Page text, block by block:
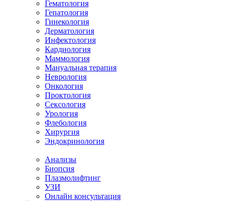
Гематология
Гепатология
Гинекология
Дерматология
Инфектология
Кардиология
Маммология
Мануальная терапия
Неврология
Онкология
Проктология
Сексология
Урология
Флебология
Хирургия
Эндокринология
Анализы
Биопсия
Плазмолифтинг
УЗИ
Онлайн консультация